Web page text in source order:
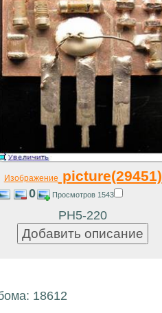
Изображение picture(29451)
0 Просмотров 1543
РН5-220
18612